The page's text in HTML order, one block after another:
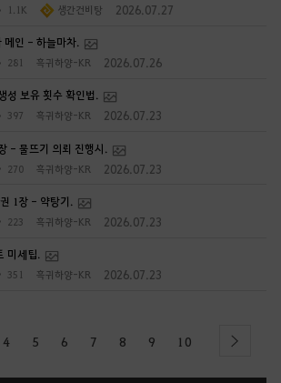
1.1K 생간건비탕 2026.07.27
메인 - 하늘마차.
281 흑귀하양-KR 2026.07.26
성 보유 횟수 확인법.
397 흑귀하양-KR 2026.07.23
- 물뜨기 의뢰 진행시.
270 흑귀하양-KR 2026.07.23
1장 - 약탕기.
223 흑귀하양-KR 2026.07.23
미세팁.
351 흑귀하양-KR 2026.07.23
4 5 6 7 8 9 10 next